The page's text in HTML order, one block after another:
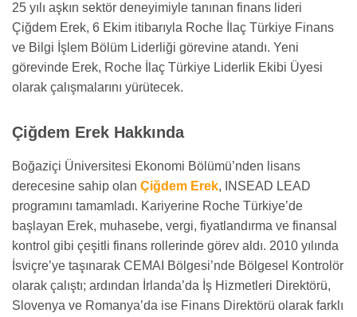
25 yılı aşkın sektör deneyimiyle tanınan finans lideri
Çiğdem Erek, 6 Ekim itibarıyla Roche İlaç Türkiye Finans
ve Bilgi İşlem Bölüm Liderliği görevine atandı. Yeni
görevinde Erek, Roche İlaç Türkiye Liderlik Ekibi Üyesi
olarak çalışmalarını yürütecek.
Çiğdem Erek Hakkında
Boğaziçi Üniversitesi Ekonomi Bölümü’nden lisans
derecesine sahip olan Çiğdem Erek, INSEAD LEAD
programını tamamladı. Kariyerine Roche Türkiye’de
başlayan Erek, muhasebe, vergi, fiyatlandırma ve finansal
kontrol gibi çeşitli finans rollerinde görev aldı. 2010 yılında
İsviçre’ye taşınarak CEMAI Bölgesi’nde Bölgesel Kontrolör
olarak çalıştı; ardından İrlanda’da İş Hizmetleri Direktörü,
Slovenya ve Romanya’da ise Finans Direktörü olarak farklı